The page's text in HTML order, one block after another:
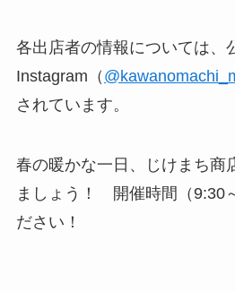
各出店者の情報については、
Instagram（
されています。
春の暖かな一日、じけまち商
ましょう！ 開催時間（9:30
ださい！